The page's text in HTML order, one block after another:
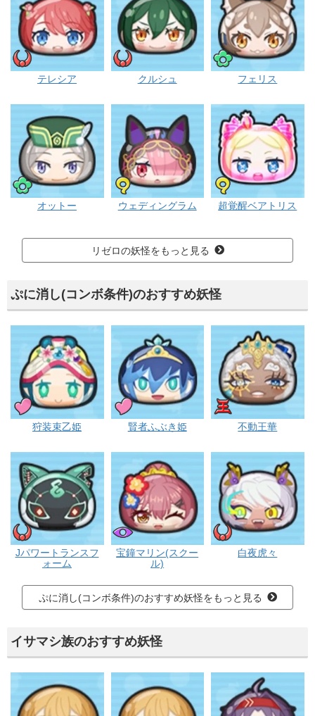
イサマシ
テレシア クルシュ
ポカポカ
フェリス
ポカポカ
オットー
フシギ
ウェディングラム
フシギ
超覚醒ベアトリス
リゼロの妖怪をもっと見る
ぷに消し(コンボ条件)のおすすめ妖怪
プリチー
狩装束乙姫
プリチー
賢者ふぶき姫
エンマ
不動王華
Jパワートランスフ
ォーム
ブキミー
宝鐘マリン(スクー
ル)
イサマシ
白夜虎々
ぷに消し(コンボ条件)のおすすめ妖怪をもっと見る
イサマシ族のおすすめ妖怪